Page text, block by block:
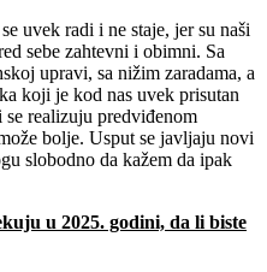
uvek radi i ne staje, jer su naši
sebe zahtevni i obimni. Sa
upravi, sa nižim zaradama, a
koji je kod nas uvek prisutan
realizuju predviđenom
bolje. Usput se javljaju novi
slobodno da kažem da ipak
u 2025. godini, da li biste